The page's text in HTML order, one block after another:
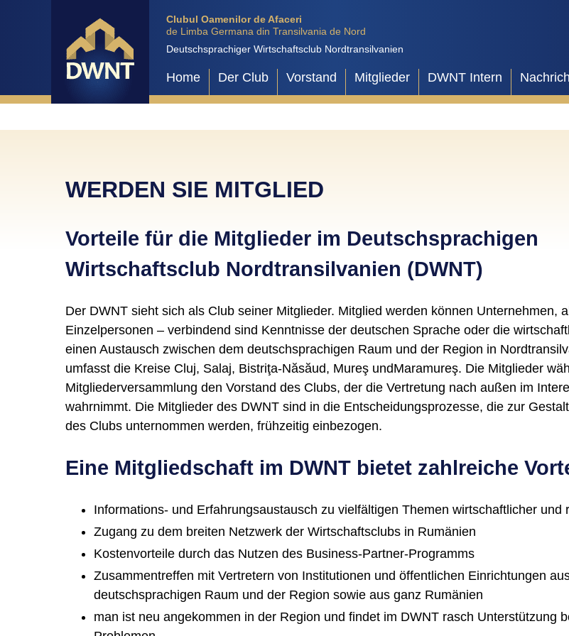
Clubul Oamenilor de Afaceri
de Limba Germana din Transilvania de Nord
Deutschsprachiger Wirtschaftsclub Nordtransilvanien
Home Der Club Vorstand Mitglieder DWNT Intern
WERDEN SIE MITGLIED
Vorteile für die Mitglieder im Deutschsprachigen
Wirtschaftsclub Nordtransilvanien (DWNT)
Der DWNT sieht sich als Club seiner Mitglieder. Mitglied werden können Unternehmen,
Einzelpersonen – verbindend sind Kenntnisse der deutschen Sprache oder die
einen Austausch zwischen dem deutschsprachigen Raum und der Region in
umfasst die Kreise Cluj, Salaj, Bistriţa-Năsăud, Mureş undMaramureş. Die Mitglieder
Mitgliederversammlung den Vorstand des Clubs, der die Vertretung nach außen im
wahrnimmt. Die Mitglieder des DWNT sind in die Entscheidungsprozesse, die zur
des Clubs unternommen werden, frühzeitig einbezogen.
Eine Mitgliedschaft im DWNT bietet zahlreiche
Informations- und Erfahrungsaustausch zu vielfältigen Themen wirtschaftlicher und
Zugang zu dem breiten Netzwerk der Wirtschaftsclubs in Rumänien
Kostenvorteile durch das Nutzen des Business-Partner-Programms
Zusammentreffen mit Vertretern von Institutionen und öffentlichen Einrichtungen
deutschsprachigen Raum und der Region sowie aus ganz Rumänien
man ist neu angekommen in der Region und findet im DWNT rasch Unterstützung